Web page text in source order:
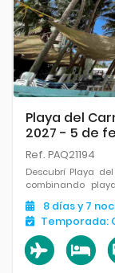
Playa del
2027 - 5 de
Ref. PAQ21194
Descubrí Playa
combinando
único del Caribe
8 díasy 7
Temporada: